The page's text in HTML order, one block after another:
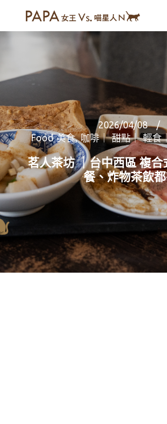
2026/04/08
Food 美食,咖啡｜ 甜點｜ 輕食
茗人茶坊 ｜台中西區 複合
餐、炸物茶飲